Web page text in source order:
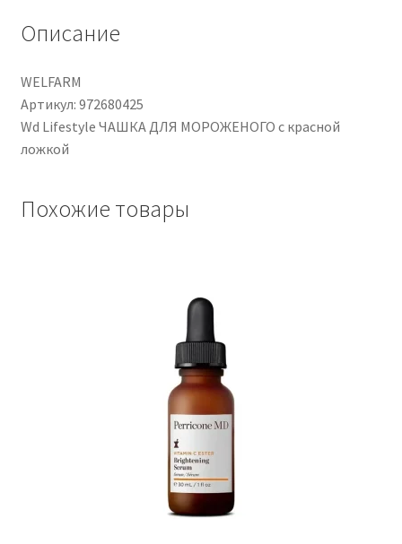
Описание
WELFARM
Артикул: 972680425
Wd Lifestyle ЧАШКА ДЛЯ МОРОЖЕНОГО с красной
ложкой
Похожие товары